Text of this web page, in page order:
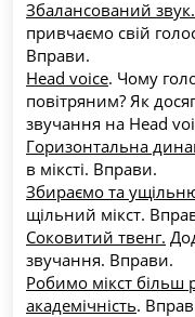
Збалансований звук.
привчаємо свій
Вправи.
Head voice. Чому
повітряним? Як
звучання на Head
Горизонтальна
в міксті. Вправи.
Збираємо та
щільний мікст.
Соковитий твенг.
звучання. Вправи.
Робимо мікст
академічність.